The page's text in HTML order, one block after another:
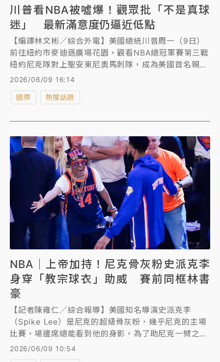
川普看NBA被噓爆！觀眾批「不是真球
迷」 最新滿意度仍逼近低點
【編譯林文彬／綜合外電】美國總統川普周一（9日）
前往紐約市麥迪遜廣場花園，觀看NBA總冠軍賽第三戰
紐約尼克隊對上聖安東尼奧馬刺隊，成為美國首名親自
到場觀看NBA總決賽的現任總統，但現場球迷卻報以高
分貝噓聲。根據同日公布的民調，川普滿意度仍不到四
成，持續在歷史低點附近徘徊。
2026/06/09 16:14
國際 熱搜話題
NBA｜上帝加持！尼克骨灰粉史派克李
身穿「教宗球衣」助威 賽前同框林書
豪
【記者陳雍仁／綜合報導】美國知名導演史派克李
（Spike Lee）是尼克的超級骨灰粉，幾乎尼克的主場
比賽，場邊席總能看到他的身影，為了助尼克一臂之
力，今（9日）NBA總冠軍賽第3戰，史派克李特別穿
2026/06/09 10:54